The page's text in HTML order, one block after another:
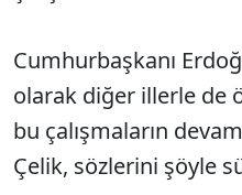
Cumhurbaşkanı
olarak diğer illerle de
bu çalışmaların
Çelik, sözlerini şöyle